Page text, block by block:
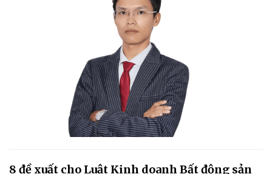
8 đề xuất cho Luật Kinh doanh Bất động sản